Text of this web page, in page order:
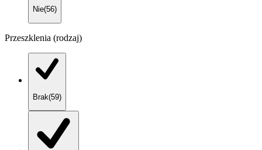
Nie(56)
Przeszklenia (rodzaj)
Brak(59)